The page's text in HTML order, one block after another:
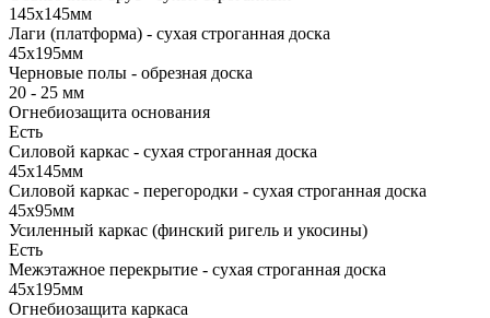
145х145мм
Лаги (платформа) - сухая строганная доска
45х195мм
Черновые полы - обрезная доска
20 - 25 мм
Огнебиозащита основания
Есть
Силовой каркас - сухая строганная доска
45х145мм
Силовой каркас - перегородки - сухая строганная доска
45х95мм
Усиленный каркас (финский ригель и укосины)
Есть
Межэтажное перекрытие - сухая строганная доска
45х195мм
Огнебиозащита каркаса